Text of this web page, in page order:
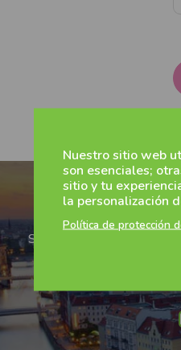
Nuestro sitio web
son esenciales;
sitio y tu
la personalización
Política de protección
Suscríbete a nuestro